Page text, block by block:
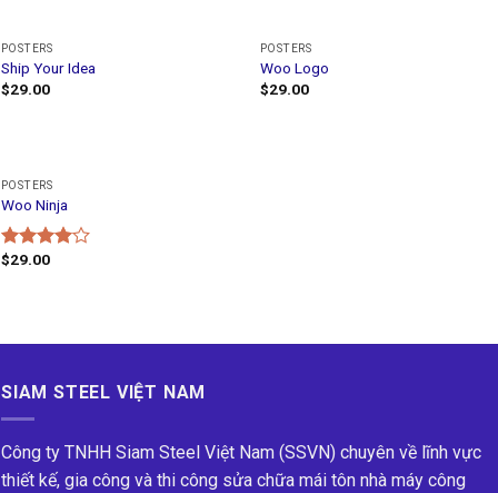
POSTERS
Ship Your Idea
$29.00
POSTERS
Woo Logo
$29.00
POSTERS
Woo Ninja
Rated
$29.00
SIAM STEEL VIỆT NAM
Công ty TNHH Siam Steel Việt Nam (SSVN) chuyên về lĩnh vực
thiết kế, gia công và thi công sửa chữa mái tôn nhà máy công